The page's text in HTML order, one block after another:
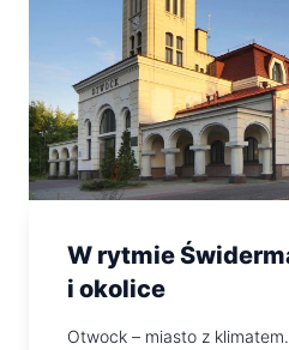
W rytmie
i okolice
Otwock – miasto z